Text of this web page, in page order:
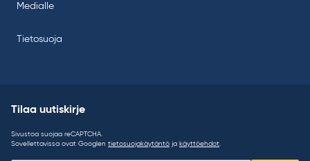
Medialle
Tietosuoja
Tilaa uutiskirje
Sivustoa suojaa reCAPTCHA.
Sovellettavissa ovat Googlen tietosuojakäytäntö ja käyttöehdot